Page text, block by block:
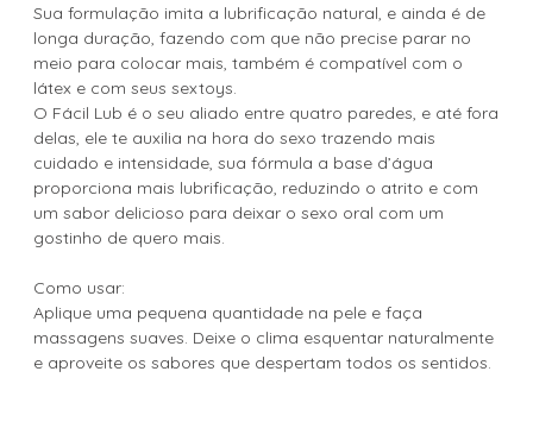
Sua formulação imita a lubrificação natural, e ainda é de
longa duração, fazendo com que não precise parar no
meio para colocar mais, também é compatível com o
látex e com seus sextoys.
O Fácil Lub é o seu aliado entre quatro paredes, e até fora
delas, ele te auxilia na hora do sexo trazendo mais
cuidado e intensidade, sua fórmula a base d’água
proporciona mais lubrificação, reduzindo o atrito e com
um sabor delicioso para deixar o sexo oral com um
gostinho de quero mais.
Como usar:
Aplique uma pequena quantidade na pele e faça
massagens suaves. Deixe o clima esquentar naturalmente
e aproveite os sabores que despertam todos os sentidos.